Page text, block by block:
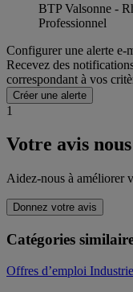
BTP Valsonne -
Professionnel
Configurer une alerte e-
Recevez des
correspondant à vos
Créer une alerte
1
Votre avis
Aidez-nous à améliorer
Donnez votre avis
Catégories
Offres d’emploi